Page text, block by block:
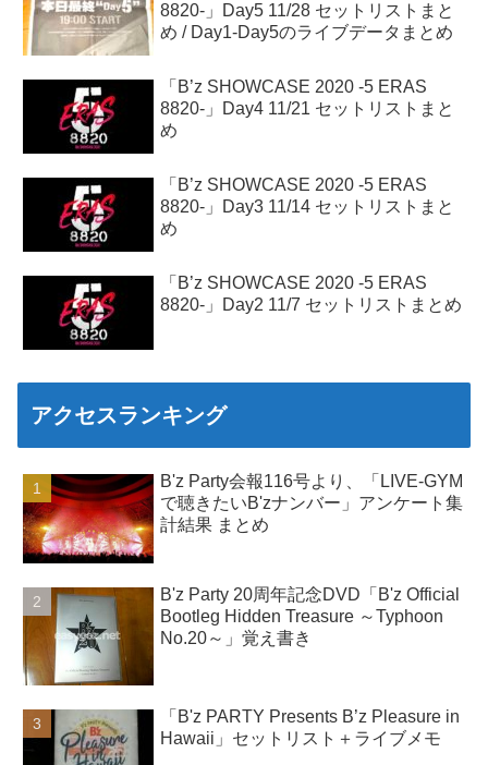
8820-」Day5 11/28 セットリストまと
め / Day1-Day5のライブデータまとめ
「B’z SHOWCASE 2020 -5 ERAS
8820-」Day4 11/21 セットリストまと
め
「B’z SHOWCASE 2020 -5 ERAS
8820-」Day3 11/14 セットリストまと
め
「B’z SHOWCASE 2020 -5 ERAS
8820-」Day2 11/7 セットリストまとめ
アクセスランキング
B'z Party会報116号より、「LIVE-GYM
で聴きたいB'zナンバー」アンケート集
計結果 まとめ
B'z Party 20周年記念DVD「B'z Official
Bootleg Hidden Treasure ～Typhoon
No.20～」覚え書き
「B'z PARTY Presents B’z Pleasure in
Hawaii」セットリスト＋ライブメモ